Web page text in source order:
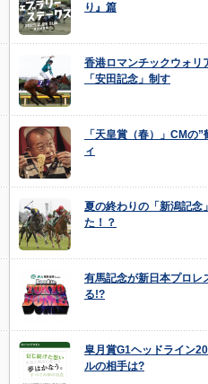
り』篇
香港ロマンチックウォリ
「安田記念」制す
「天皇賞（春）」CMの
ィ
夏の終わりの「新潟記
た！？
有馬記念が新日本プロレ
る!?
皐月賞G1ヘッドライン
ルの相手は?